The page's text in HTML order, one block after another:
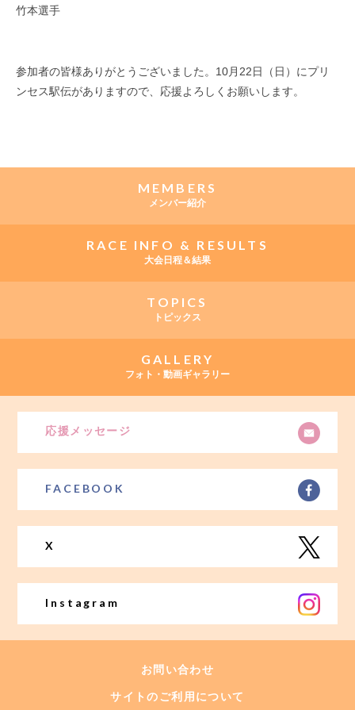
竹本選手
参加者の皆様ありがとうございました。10月22日（日）にプリ
ンセス駅伝がありますので、応援よろしくお願いします。
MEMBERS
メンバー紹介
RACE INFO & RESULTS
大会日程＆結果
TOPICS
トピックス
GALLERY
フォト・動画ギャラリー
応援メッセージ
FACEBOOK
X
Instagram
お問い合わせ
サイトのご利用について